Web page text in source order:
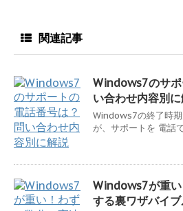
関連記事
Windows7のサ
い合わせ内容別
Windows7の終了時
が、サポートを 電話
Windows7が重
する裏ワザバイ